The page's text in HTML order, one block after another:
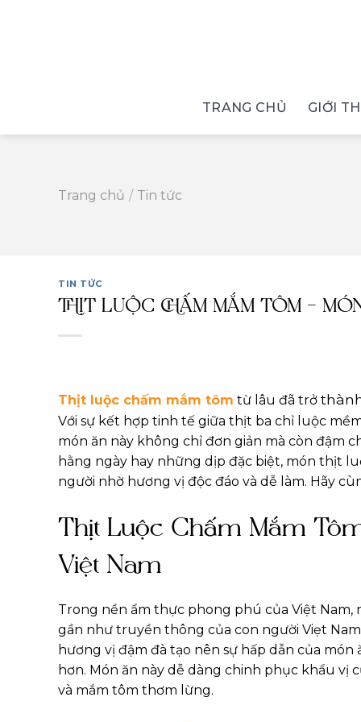
TRANG CHỦ GIỚI
Trang chủ / Tin tức
TIN TỨC
THỊT LUỘC CHẤM MẮM TÔM –
Thịt luộc chấm mắm tôm từ lâu đã trở
Với sự kết hợp tinh tế giữa thịt ba chỉ luộc
món ăn này không chỉ đơn giản mà còn đậm
hằng ngày hay những dịp đặc biệt, món thịt
người nhờ hương vị độc đáo và dễ làm. Hãy
Thịt Luộc Chấm Mắm
Việt Nam
Trong nền ẩm thực phong phú của Việt
gần như truyền thông của con người Viẹt
hương vị đậm đà tạo nên sự hấp dẫn của
hơn. Món ăn này dễ dàng chinh phục khẩu vị
và mắm tôm thơm lừng.